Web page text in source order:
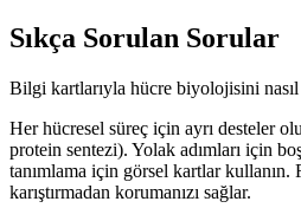
Sıkça Sorulan Sorular
Bilgi kartlarıyla hücre biyolojisini nasıl
Her hücresel süreç için ayrı desteler
protein sentezi). Yolak adımları için
tanımlama için görsel kartlar kullanın.
karıştırmadan korumanızı sağlar.